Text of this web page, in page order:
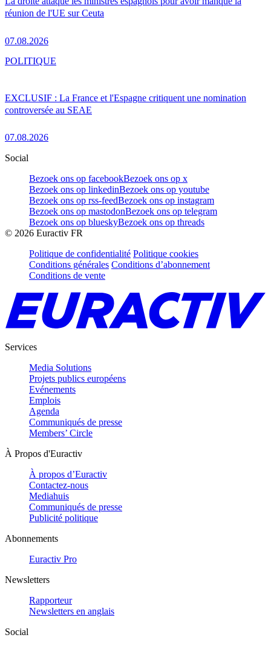
réunion de l'UE sur Ceuta
07.08.2026
EXCLUSIF : La France et l'Espagne critiquent une nomination
controversée au SEAE
07.08.2026
POLITIQUE
Social
Bezoek ons op facebookBezoek ons op x
Bezoek ons op linkedinBezoek ons op youtube
Bezoek ons op rss-feedBezoek ons op instagram
Bezoek ons op mastodonBezoek ons op telegram
Bezoek ons op blueskyBezoek ons op threads
© 2026 Euractiv FR
Politique de confidentialité Politique cookies
Conditions générales Conditions d’abonnement
Conditions de vente
Services
Media Solutions
Projets publics européens
Evénements
Emplois
Agenda
Communiqués de presse
Members’ Circle
À Propos d'Euractiv
À propos d’Euractiv
Contactez-nous
Mediahuis
Communiqués de presse
Publicité politique
Abonnements
Euractiv Pro
Newsletters
Rapporteur
Newsletters en anglais
Social